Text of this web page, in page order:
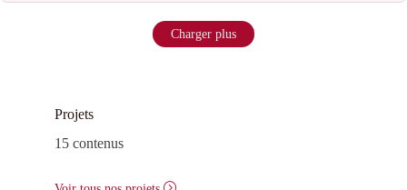
Charger plus
Projets
15 contenus